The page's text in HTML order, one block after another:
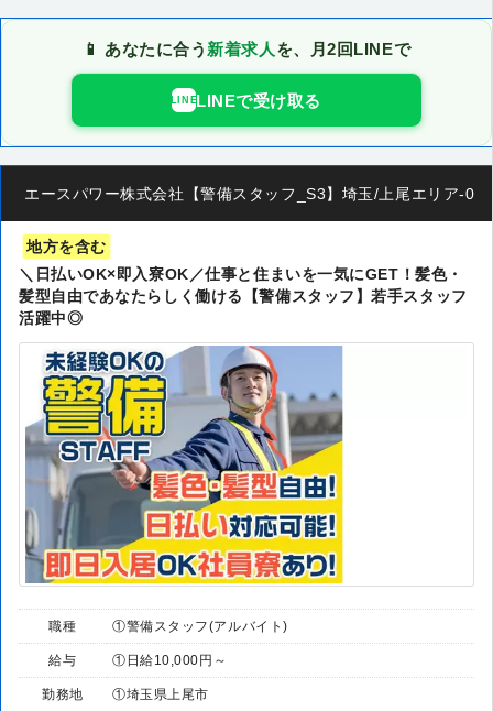
📱 あなたに合う 新着求人 を、月2回LINEで
LINELINEで受け取る
エースパワー株式会社【警備スタッフ_S3】埼玉/上尾エリア-001
地方を含む
＼日払いOK×即入寮OK／仕事と住まいを一気にGET！髪色・
髪型自由であなたらしく働ける【警備スタッフ】若手スタッフ
活躍中◎
職種 ①警備スタッフ(アルバイト)
給与 ①日給10,000円～
勤務地 ①埼玉県上尾市